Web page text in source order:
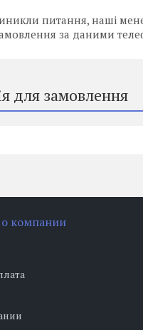
питання, наші
за даними
для замовлення
компании